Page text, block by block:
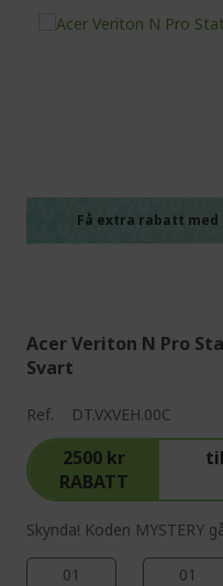
Få extra rabatt med
Acer Veriton N Pro
Svart
Ref. DT.VXVEH.00C
2500 kr
RABATT
Skynda! Koden MYSTERY
01 01